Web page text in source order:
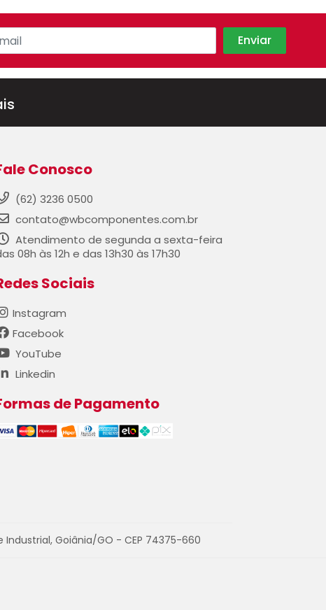
Conosco
(62) 3236 0500
contato@wbcomponentes.com.br
Atendimento de segunda a sexta-feira
08h às 12h e das 13h30 às 17h30
Sociais
Instagram
Facebook
YouTube
Linkedin
de Pagamento
Industrial, Goiânia/GO - CEP 74375-660